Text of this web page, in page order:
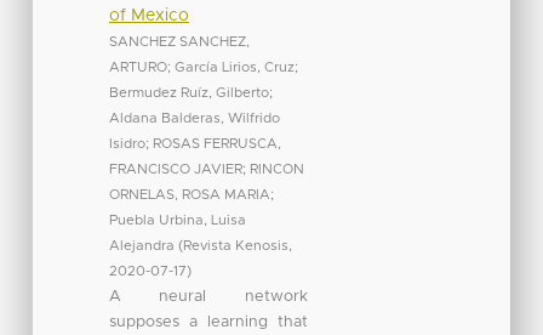
of Mexico
SANCHEZ SANCHEZ,
ARTURO; García Lirios, Cruz;
Bermudez Ruíz, Gilberto;
Aldana Balderas, Wilfrido
Isidro; ROSAS FERRUSCA,
FRANCISCO JAVIER; RINCON
ORNELAS, ROSA MARIA;
Puebla Urbina, Luisa
Alejandra (Revista Kenosis
2020-07-17)
A neural network
supposes a learning that